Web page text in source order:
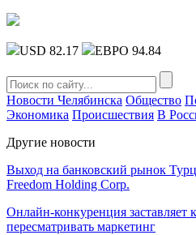
USD 82.17 ЕВРО 94.84
Новости Челябинска Общество
Экономика Происшествия В
Другие новости
Выход на банковский рынок
Freedom Holding Corp.
Онлайн-конкуренция заставляет
пересматривать маркетинг